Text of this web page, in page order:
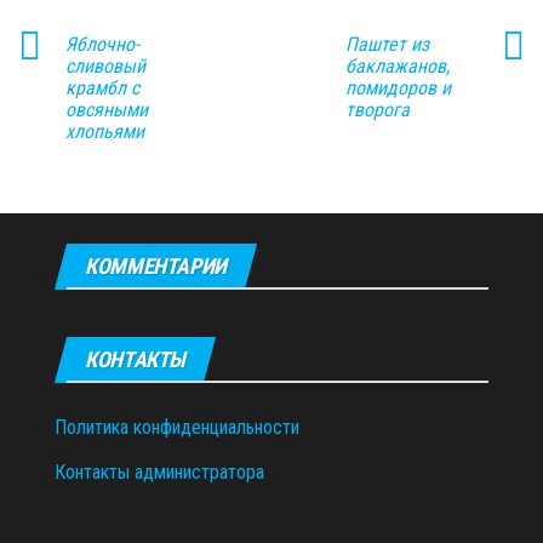
Яблочно-
сливовый
крамбл с
овсяными
хлопьями
Паштет из
баклажанов,
помидоров и
творога
КОММЕНТАРИИ
КОНТАКТЫ
Политика конфиденциальности
Контакты администратора